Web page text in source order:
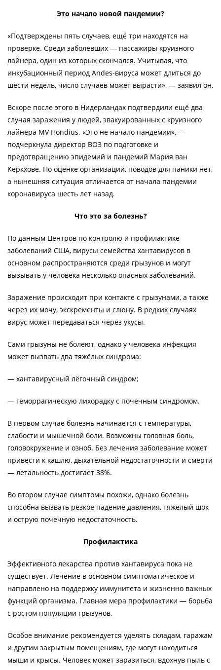
Это начало новой пандемии?
«Подтверждены пять случаев, ещё три находятся на
проверке. Среди заболевших — пассажиры круизного
лайнера, один из которых скончался. Учитывая, что
инкубационный период Andes-вируса может длиться до
шести недель, число случаев может вырасти», — заявил он.
Вскоре после этого в Нидерландах подтвердили ещё два
случая заражения у людей, эвакуированных с круизного
лайнера MV Hondius. «Это не начало пандемии», —
подчеркнула директор ВОЗ по подготовке и
предотвращению эпидемий и пандемий Мария ван
Керкхове. По оценке организации, поводов для паники нет,
а нынешняя ситуация отличается от начала пандемии
коронавируса шесть лет назад.
Что это за болезнь?
По данным Центров по контролю и профилактике
заболеваний США, вирусы семейства хантавирусов в
основном распространяются среди грызунов и могут
вызывать у человека несколько опасных заболеваний.
Заражение происходит при контакте с грызунами, а также
через их мочу, экскременты и слюну. В редких случаях
вирус может передаваться через укусы.
Сами грызуны не болеют, однако у человека инфекция
может вызвать два тяжёлых синдрома:
— хантавирусный лёгочный синдром;
— геморрагическую лихорадку с почечным синдромом.
В первом случае болезнь начинается с температуры,
слабости и мышечной боли. Возможны головная боль,
головокружение и озноб. Без лечения заболевание может
привести к кашлю, дыхательной недостаточности и смерти
— летальность достигает 38%.
Во втором случае симптомы похожи, однако болезнь
способна вызвать резкое падение давления, тяжёлый шок
и острую почечную недостаточность.
Профилактика
Эффективного лекарства против хантавируса пока не
существует. Лечение в основном симптоматическое и
направлено на поддержку иммунитета и жизненно важных
функций организма. Главная мера профилактики — борьба
с ростом популяции грызунов.
Особое внимание рекомендуется уделять складам, гаражам
и другим закрытым помещениям, где могут находиться
мыши и крысы. Человек может заразиться, вдохнув пыль с